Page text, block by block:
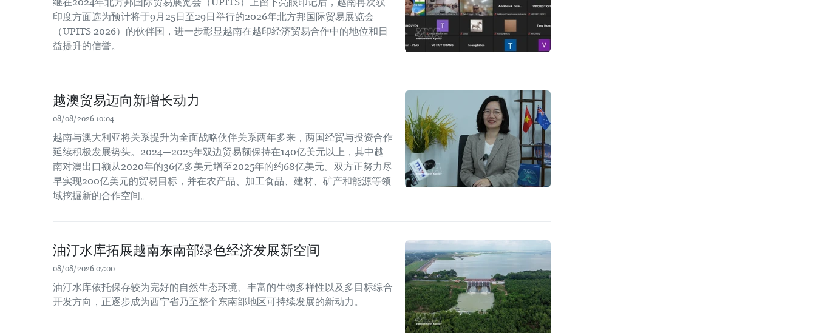
印度方面选为预计将于9月25日至29日举行的2026年北方邦国际贸易展览会
（UPITS 2026）的伙伴国，进一步彰显越南在越印经济贸易合作中的地位和日
益提升的信誉。
越澳贸易迈向新增长动力
08/08/2026 10:04
越南与澳大利亚将关系提升为全面战略伙伴关系两年多来，两国经贸与投资合作
延续积极发展势头。2024—2025年双边贸易额保持在140亿美元以上，其中越
南对澳出口额从2020年的36亿多美元增至2025年的约68亿美元。双方正努力尽
早实现200亿美元的贸易目标，并在农产品、加工食品、建材、矿产和能源等领
域挖掘新的合作空间。
油汀水库拓展越南东南部绿色经济发展新空间
08/08/2026 07:00
油汀水库依托保存较为完好的自然生态环境、丰富的生物多样性以及多目标综合
开发方向，正逐步成为西宁省乃至整个东南部地区可持续发展的新动力。